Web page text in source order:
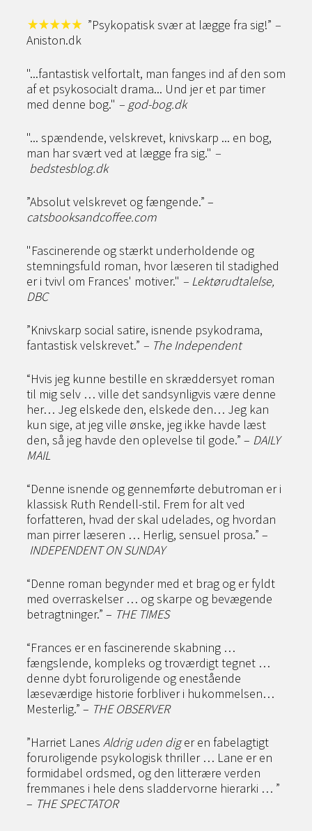
”Psykopatisk svær at lægge fra sig!” –
Aniston.dk
"...fantastisk velfortalt, man fanges ind af den som
af et psykosocialt drama... Und jer et par timer
med denne bog." – god-bog.dk
"... spændende, velskrevet, knivskarp ... en bog,
man har svært ved at lægge fra sig." –
bedstesblog.dk
”Absolut velskrevet og fængende.” –
catsbooksandcoffee.com
"Fascinerende og stærkt underholdende og
stemningsfuld roman, hvor læseren til stadighed
er i tvivl om Frances' motiver." – Lektørudtalelse,
DBC
”Knivskarp social satire, isnende psykodrama,
fantastisk velskrevet.” – The Independent
“Hvis jeg kunne bestille en skræddersyet roman
til mig selv … ville det sandsynligvis være denne
her… Jeg elskede den, elskede den… Jeg kan
kun sige, at jeg ville ønske, jeg ikke havde læst
den, så jeg havde den oplevelse til gode.” – DAILY
MAIL
“Denne isnende og gennemførte debutroman er i
klassisk Ruth Rendell-stil. Frem for alt ved
forfatteren, hvad der skal udelades, og hvordan
man pirrer læseren … Herlig, sensuel prosa.” –
INDEPENDENT ON SUNDAY
“Denne roman begynder med et brag og er fyldt
med overraskelser … og skarpe og bevægende
betragtninger.” – THE TIMES
“Frances er en fascinerende skabning …
fængslende, kompleks og troværdigt tegnet …
denne dybt foruroligende og enestående
læseværdige historie forbliver i hukommelsen…
Mesterlig.” – THE OBSERVER
”Harriet Lanes Aldrig uden diger en fabelagtigt
foruroligende psykologisk thriller … Lane er en
formidabel ordsmed, og den litterære verden
fremmanes i hele dens sladdervorne hierarki … ”
– THE SPECTATOR